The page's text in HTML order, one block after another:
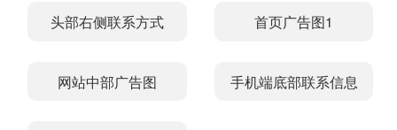
头部右侧联系方式 首页广告图1
网站中部广告图 手机端底部联系信息